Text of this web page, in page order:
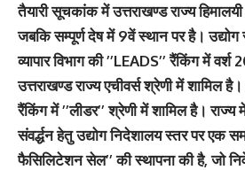
तैयारी सूचकांक में उत्तराखण्ड राज्य
जबकि सम्पूर्ण देष में 9वें स्थान पर है।
व्यापार विभाग की ’’LEADS’’ रैंकिंग में
उत्तराखण्ड राज्य एचीवर्स श्रेणी में शामिल
रैंकिंग में ’’लीडर’’ श्रेणी में शामिल है। राज्य
संवर्द्धन हेतु उद्योग निदेशालय स्तर पर एक
फैसिलिटेशन सेल’’ की स्थापना की है, जो